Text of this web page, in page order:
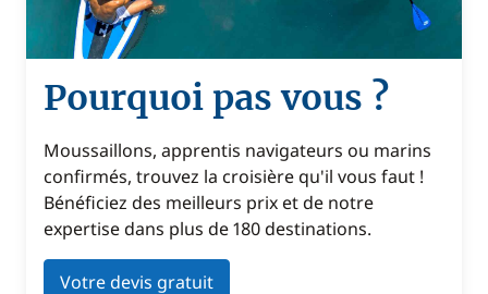
Pourquoi pas vous ?
Moussaillons, apprentis navigateurs ou marins
confirmés, trouvez la croisière qu'il vous faut !
Bénéficiez des meilleurs prix et de notre
expertise dans plus de 180 destinations.
Votre devis gratuit